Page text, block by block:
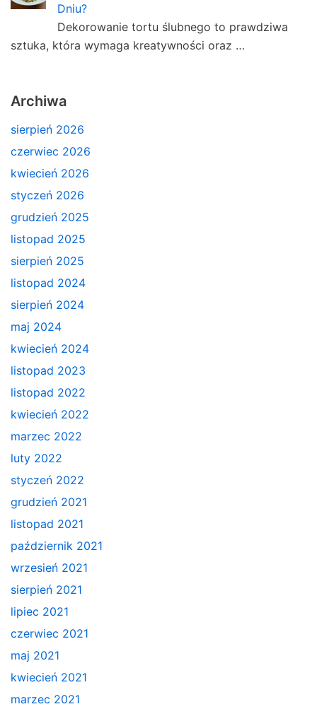
Dniu?
Dekorowanie tortu ślubnego to prawdziwa
sztuka, która wymaga kreatywności oraz …
Archiwa
sierpień 2026
czerwiec 2026
kwiecień 2026
styczeń 2026
grudzień 2025
listopad 2025
sierpień 2025
listopad 2024
sierpień 2024
maj 2024
kwiecień 2024
listopad 2023
listopad 2022
kwiecień 2022
marzec 2022
luty 2022
styczeń 2022
grudzień 2021
listopad 2021
październik 2021
wrzesień 2021
sierpień 2021
lipiec 2021
czerwiec 2021
maj 2021
kwiecień 2021
marzec 2021